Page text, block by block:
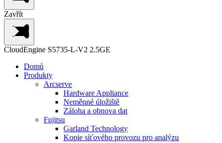
Zavřít
CloudEngine S5735-L-V2 2.5GE
Domů
Produkty
Arcserve
Hardware Appliance
Neměnné úložiště
Záloha a obnova dat
Fujitsu
Garland Technology
Kopie síťového provozu pro analýzu